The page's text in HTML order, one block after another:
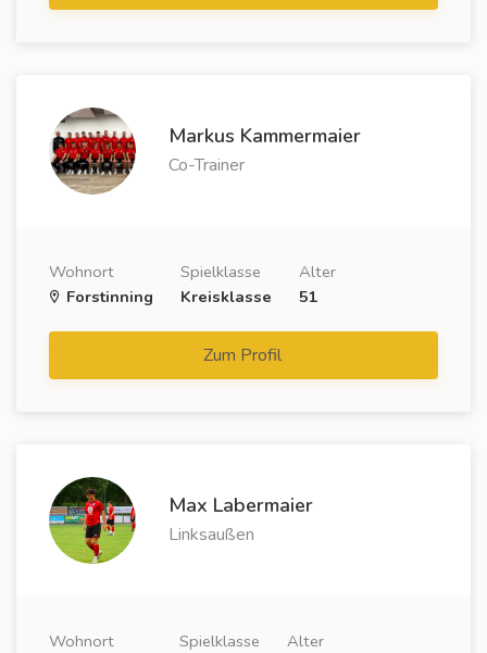
Markus Kammermaier
Co-Trainer
Wohnort
Forstinning
Spielklasse
Kreisklasse
Alter
51
Zum Profil
Max Labermaier
Linksaußen
Wohnort
Spielklasse
Alter